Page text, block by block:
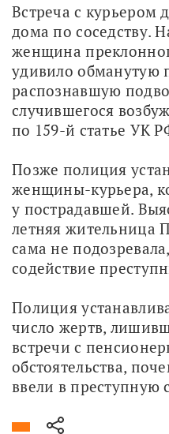
Встреча с курьером
дома по соседству.
женщина
удивило обманутую
распознавшую
случившегося
по 159-й статье УК
Позже полиция
женщины-курьера,
у пострадавшей.
летняя жительница
сама не
содействие
Полиция
число жертв,
встречи с
обстоятельства,
ввели в преступную